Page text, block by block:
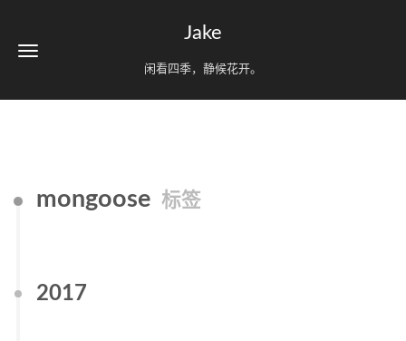
Jake
闲看四季，静候花开。
mongoose 标签
2017